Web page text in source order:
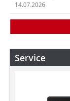
14.07.2026
Service